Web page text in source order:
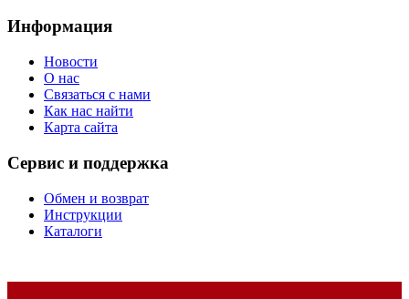
Информация
Новости
О нас
Связаться с нами
Как нас найти
Карта сайта
Сервис и поддержка
Обмен и возврат
Инструкции
Каталоги